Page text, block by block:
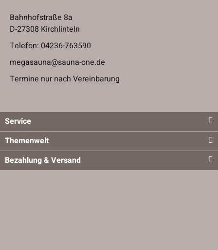
Bahnhofstraße 8a
D-27308 Kirchlinteln
Telefon: 04236-763590
megasauna@sauna-one.de
Termine nur nach Vereinbarung
Service
Themenwelt
Bezahlung & Versand